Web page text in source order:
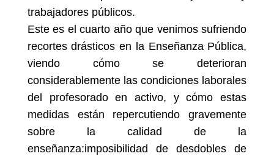
trabajadores públicos.
Este es el cuarto año que venimos sufriendo
recortes drásticos en la Enseñanza Pública,
viendo cómo se deterioran
considerablemente las condiciones laborales
del profesorado en activo, y cómo estas
medidas están repercutiendo gravemente
sobre la calidad de la
enseñanza:imposibilidad de desdobles de